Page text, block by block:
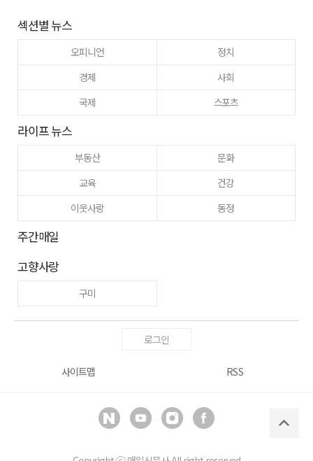
섹션별 뉴스
오피니언
정치
경제
사회
국제
스포츠
라이프 뉴스
부동산
문화
교육
건강
이웃사랑
동정
주간매일
고향사랑
구미
로그인
사이트맵 RSS